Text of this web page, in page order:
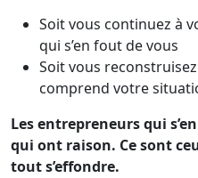
Soit vous continuez à
qui s’en fout de vous
Soit vous
comprend votre
Les entrepreneurs qui
qui ont raison. Ce sont
tout s’effondre.